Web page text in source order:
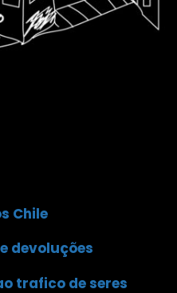
Chile
devoluções
trafico de seres